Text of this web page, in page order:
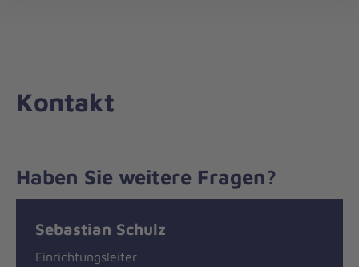
zum
Kontakt
Haben Sie weitere Fragen?
Sebastian Schulz
Einrichtungsleiter